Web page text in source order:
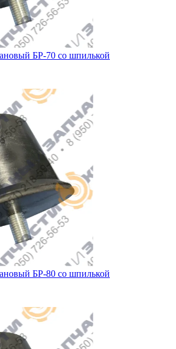
БР-70 со шпилькой
БР-80 со шпилькой